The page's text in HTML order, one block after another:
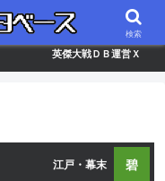
カードリスト
英傑大戦ＤＢ運営Ｘ
江戸・幕末 碧
検索